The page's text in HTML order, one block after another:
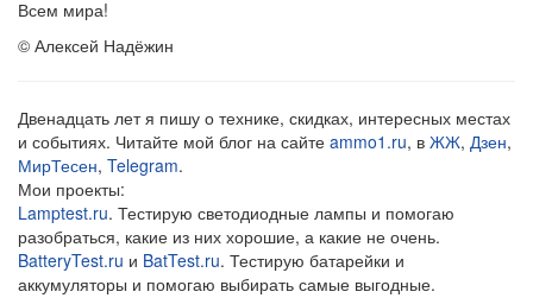
Всем мира!
© Алексей Надёжин
Двенадцать лет я пишу о технике, скидках, интересных местах
и событиях. Читайте мой блог на сайте ammo1.ru, в ЖЖ, Дзен,
МирТесен, Telegram.
Мои проекты:
Lamptest.ru. Тестирую светодиодные лампы и помогаю
разобраться, какие из них хорошие, а какие не очень.
BatteryTest.ru и BatTest.ru. Тестирую батарейки и
аккумуляторы и помогаю выбирать самые выгодные.